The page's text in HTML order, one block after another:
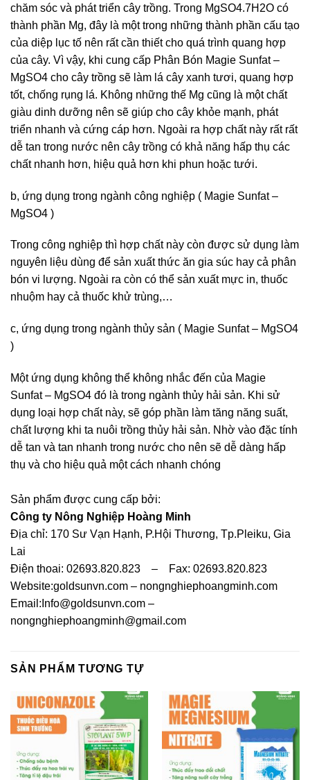
chăm sóc và phát triển cây trồng. Trong MgSO4.7H2O có
thành phần Mg, đây là một trong những thành phần cấu tạo
của diệp lục tố nên rất cần thiết cho quá trình quang hợp
của cây. Vì vậy, khi cung cấp Phân Bón Magie Sunfat –
MgSO4 cho cây trồng sẽ làm lá cây xanh tươi, quang hợp
tốt, chống rụng lá. Không những thế Mg cũng là một chất
giàu dinh dưỡng nên sẽ giúp cho cây khỏe mạnh, phát
triển nhanh và cứng cáp hơn. Ngoài ra hợp chất này rất rất
dễ tan trong nước nên cây trồng có khả năng hấp thụ các
chất nhanh hơn, hiệu quả hơn khi phun hoặc tưới.
b, ứng dụng trong ngành công nghiệp ( Magie Sunfat –
MgSO4 )
Trong công nghiệp thì hợp chất này còn được sử dụng làm
nguyên liệu dùng để sản xuất thức ăn gia súc hay cả phân
bón vi lượng. Ngoài ra còn có thể sản xuất mực in, thuốc
nhuộm hay cả thuốc khử trùng,…
c, ứng dụng trong ngành thủy sản ( Magie Sunfat – MgSO4
)
Một ứng dụng không thể không nhắc đến của Magie
Sunfat – MgSO4 đó là trong ngành thủy hải sản. Khi sử
dụng loại hợp chất này, sẽ góp phần làm tăng năng suất,
chất lượng khi ta nuôi trồng thủy hải sản. Nhờ vào đặc tính
dễ tan và tan nhanh trong nước cho nên sẽ dễ dàng hấp
thụ và cho hiệu quả một cách nhanh chóng
Sản phẩm được cung cấp bởi:
Công ty Nông Nghiệp Hoàng Minh
Địa chỉ: 170 Sư Vạn Hạnh, P.Hội Thương, Tp.Pleiku, Gia
Lai
Điện thoai: 02693.820.823 – Fax: 02693.820.823
Website:goldsunvn.com – nongnghiephoangminh.com
Email:Info@goldsunvn.com –
nongnghiephoangminh@gmail.com
SẢN PHẨM TƯƠNG TỰ